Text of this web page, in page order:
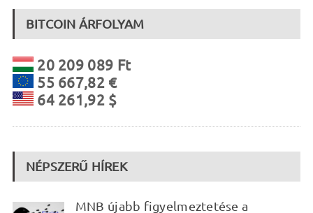
BITCOIN ÁRFOLYAM
20 209 089 Ft
55 667,82 €
64 261,92 $
NÉPSZERŰ HÍREK
MNB újabb figyelmeztetése a